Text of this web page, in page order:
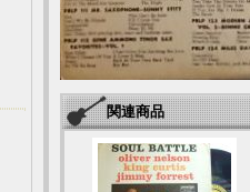
関連商品